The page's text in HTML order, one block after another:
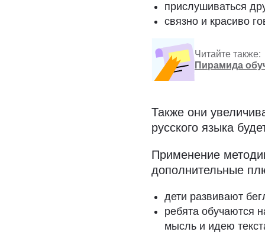
прислушиваться
связно и красиво
Читайте также:
Пирамида
Также они
русского языка
Применение
дополнительные
дети развивают
ребята обучаются
мысль и идею